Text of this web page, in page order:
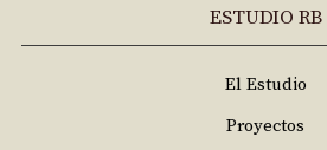
ESTUDIO RB
El Estudio
Proyectos